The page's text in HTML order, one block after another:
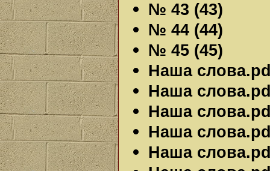
№ 43 (43)
№ 44 (44)
№ 45 (45)
Наша
Наша
Наша
Наша
Наша